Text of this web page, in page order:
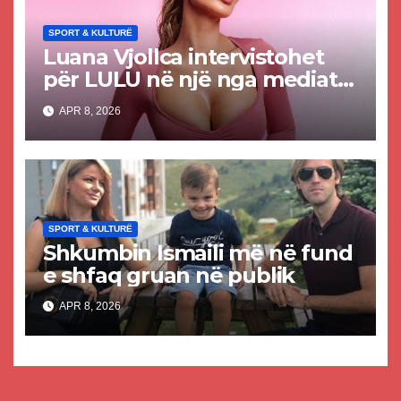
SPORT & KULTURË
Luana Vjollca intervistohet
për LULU në një nga mediat
më të mëdha në Dubai
(VIDEO)
APR 8, 2026
SPORT & KULTURË
Shkumbin Ismaili më në fund
e shfaq gruan në publik
APR 8, 2026